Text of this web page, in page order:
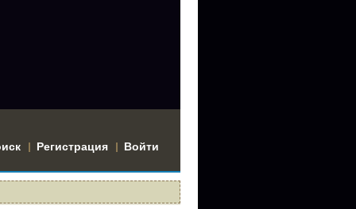
Регистрация Войти